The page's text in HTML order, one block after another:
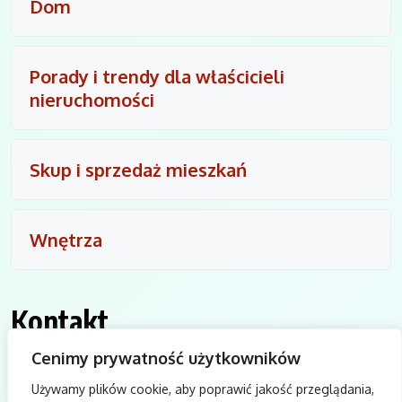
Cenimy prywatność użytkowników
Używamy plików cookie, aby poprawić jakość przeglądania,
Dom
Porady i trendy dla właścicieli
nieruchomości
Skup i sprzedaż mieszkań
Wnętrza
Kontakt
biuro@idol-wkb.pl